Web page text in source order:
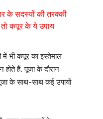
के सदस्यों की तरक्की
तो कपूर के ये उपाय
में भी कपूर का इस्तेमाल
होते हैं. पूजा के दौरान
के साथ-साथ कई उपायों